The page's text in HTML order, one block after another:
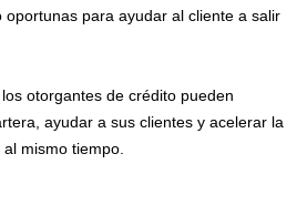
para ayudar al cliente a salir
otorgantes de crédito pueden
ayudar a sus clientes y acelerar la
mismo tiempo.